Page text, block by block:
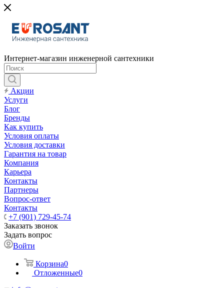
Интернет-магазин инженерной сантехники
Акции
Услуги
Блог
Бренды
Как купить
Условия оплаты
Условия доставки
Гарантия на товар
Компания
Карьера
Контакты
Партнеры
Вопрос-ответ
Контакты
+7 (901) 729-45-74
Заказать звонок
Задать вопрос
Войти
Корзина0
Отложенные0